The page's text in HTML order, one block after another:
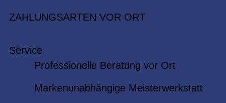
ZAHLUNGSARTEN VOR ORT
Service
Professionelle Beratung vor Ort
Markenunabhängige Meisterwerkstatt